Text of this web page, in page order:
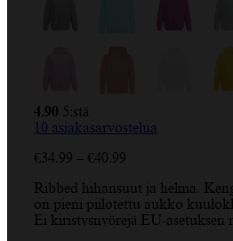
4.90 5:stä
10 asiakasarvostelua
€34.99 – €40.99
-
€40.99
Ribbed hihansuut ja helma.
on pieni piilotettu aukko
Ei kiristysnyörejä EU-asetuksen